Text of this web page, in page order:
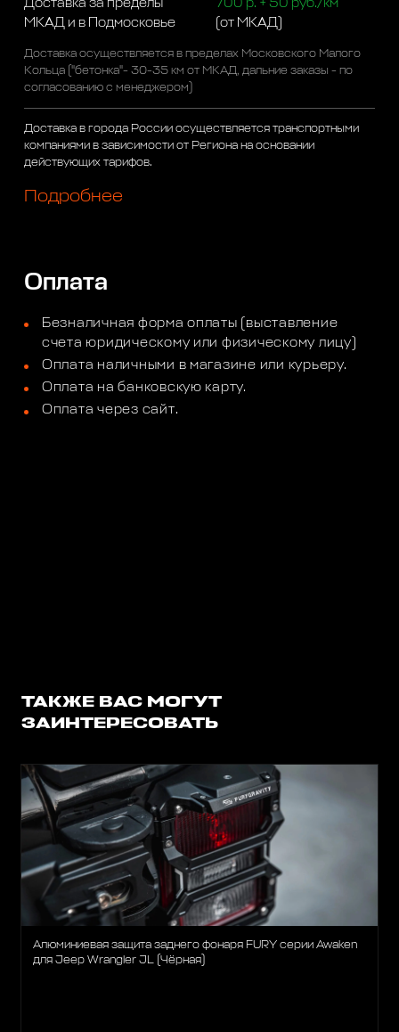
Доставка за пределы
МКАД и в Подмосковье
700 р. + 50 руб./км
(от МКАД)
Доставка осуществляется в пределах Московского Малого
Кольца ("бетонка"- 30-35 км от МКАД, дальние заказы - по
согласованию с менеджером)
Доставка в города России осуществляется транспортными
компаниями в зависимости от Региона на основании
действующих тарифов.
Подробнее
Оплата
Безналичная форма оплаты (выставление
счета юридическому или физическому лицу)
Оплата наличными в магазине или курьеру.
Оплата на банковскую карту.
Оплата через сайт.
ТАКЖЕ ВАС МОГУТ
ЗАИНТЕРЕСОВАТЬ
Алюминиевая защита заднего фонаря FURY серии Awaken
для Jeep Wrangler JL (Чёрная)